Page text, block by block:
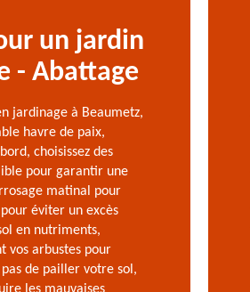
un jardin
- Abattage
jardinage à Beaumetz,
havre de paix,
choisissez des
pour garantir une
matinal pour
éviter un excès
en nutriments,
vos arbustes pour
de pailler votre sol,